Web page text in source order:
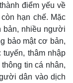
điểm yếu về
hạn chế. Mặc
bản, nhiều người
bảo mật cơ bản,
thâm nhập
tin cá nhân,
dân vào dịch